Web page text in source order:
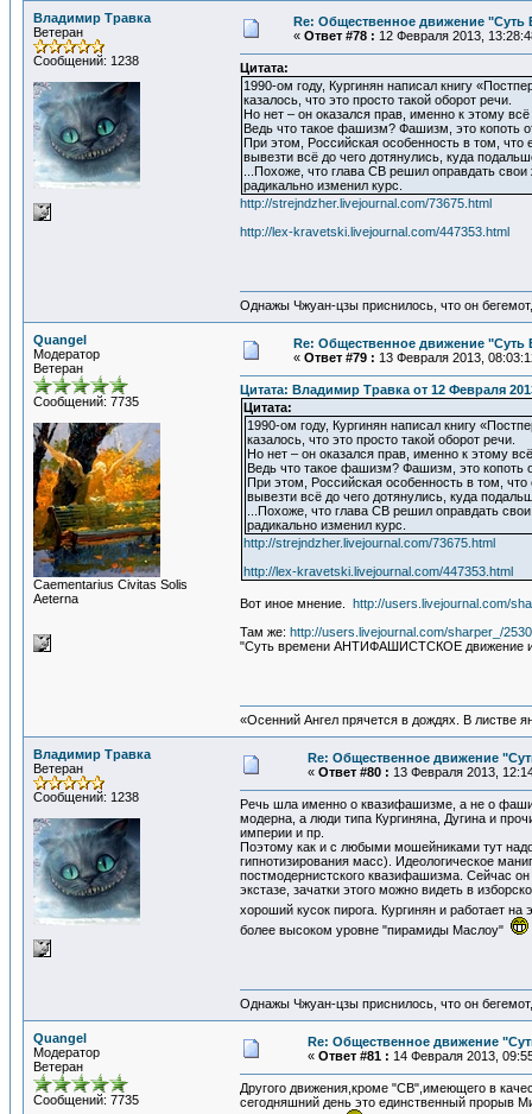
Владимир Травка
Ветеран
Сообщений: 1238
Re: Общественное движение
« Ответ #78 : 12 Февраля 2013,
Цитата:
1990-ом году, Кургинян написал книгу
казалось, что это просто такой оборот речи.
Но нет – он оказался прав, именно к этому всё
Ведь что такое фашизм? Фашизм, это копоть
При этом, Российская особенность в том,
вывезти всё до чего дотянулись, куда
...Похоже, что глава СВ решил оправдать
радикально изменил курс.
http://strejndzher.livejournal.com/73675.html
http://lex-kravetski.livejournal.com/447353.html
Однажы Чжуан-цзы приснилось, что он
Quangel
Модератор
Ветеран
Сообщений: 7735
Сaementarius Civitas Solis
Aeterna
Re: Общественное движение
« Ответ #79 : 13 Февраля 2013,
Цитата: Владимир Травка от 12 Февраля
Цитата:
1990-ом году, Кургинян написал книгу
казалось, что это просто такой оборот речи.
Но нет – он оказался прав, именно к этому
Ведь что такое фашизм? Фашизм, это копоть
При этом, Российская особенность в том,
вывезти всё до чего дотянулись, куда
...Похоже, что глава СВ решил оправдать
радикально изменил курс.
http://strejndzher.livejournal.com/73675.html
http://lex-kravetski.livejournal.com/447353.html
Вот иное мнение. http://users.livejournal.com/
Там же: http://users.livejournal.com/sharper_/
"Суть времени АНТИФАШИСТСКОЕ движение и
«Осенний Ангел прячется в дождях. В листве
Владимир Травка
Ветеран
Сообщений: 1238
Re: Общественное движение
« Ответ #80 : 13 Февраля 2013,
Речь шла именно о квазифашизме, а не о
модерна, а люди типа Кургиняна, Дугина и
империи и пр.
Поэтому как и с любыми мошейниками тут
гипнотизирования масс). Идеологическое
постмодернистского квазифашизма. Сейчас
экстазе, зачатки этого можно видеть в
хороший кусок пирога. Кургинян и работает
более высоком уровне "пирамиды Маслоу"
Однажы Чжуан-цзы приснилось, что он
Quangel
Модератор
Ветеран
Сообщений: 7735
Re: Общественное движение
« Ответ #81 : 14 Февраля 2013,
Другого движения,кроме "СВ",имеющего в
сегодняшний день это единственный прорыв